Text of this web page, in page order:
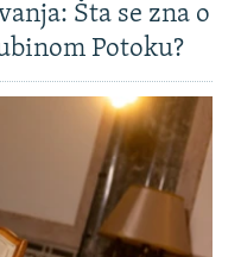
Šta se zna o
Potoku?